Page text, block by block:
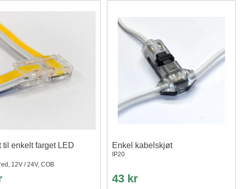
til enkelt farget LED
12V / 24V, COB
Enkel kabelskjøt
IP20
43 kr